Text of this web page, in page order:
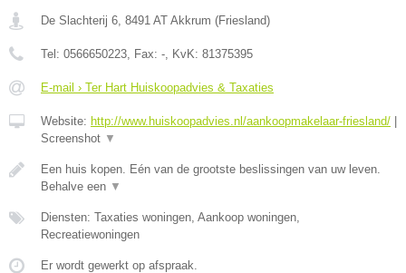
De Slachterij 6, 8491 AT Akkrum (Friesland)
Tel: 0566650223, Fax: -, KvK: 81375395
E-mail › Ter Hart Huiskoopadvies & Taxaties
Website: http://www.huiskoopadvies.nl/aankoopmakelaar-friesland/
Screenshot ▼
Een huis kopen. Eén van de grootste beslissingen van uw leven.
Behalve een ▼
Diensten: Taxaties woningen, Aankoop woningen,
Recreatiewoningen
Er wordt gewerkt op afspraak.